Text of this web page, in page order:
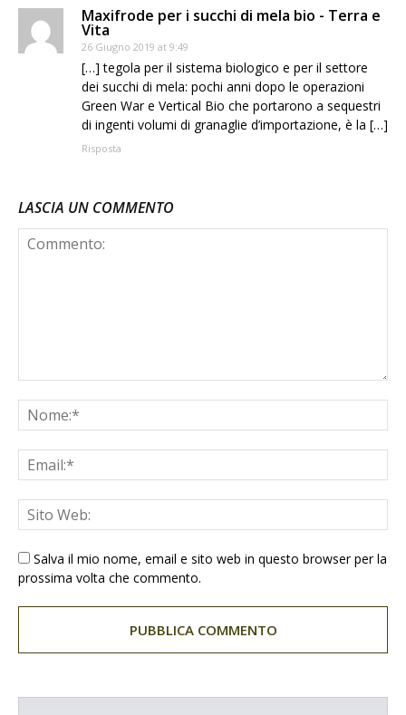
Maxifrode per i succhi di mela bio - Terra e
Vita
26 Giugno 2019 at 9:49
[…] tegola per il sistema biologico e per il settore
dei succhi di mela: pochi anni dopo le operazioni
Green War e Vertical Bio che portarono a sequestri
di ingenti volumi di granaglie d’importazione, è la […]
Risposta
LASCIA UN COMMENTO
Salva il mio nome, email e sito web in questo browser per la
prossima volta che commento.